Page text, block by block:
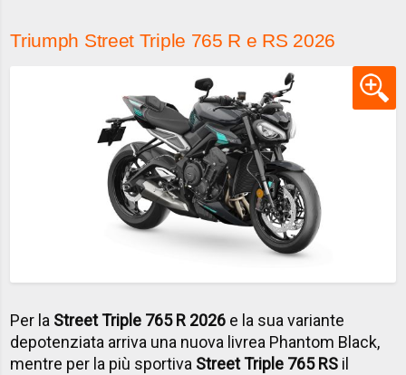
Triumph Street Triple 765 R e RS 2026
Per la Street Triple 765 R 2026 e la sua variante
depotenziata arriva una nuova livrea Phantom Black,
mentre per la più sportiva Street Triple 765 RS il